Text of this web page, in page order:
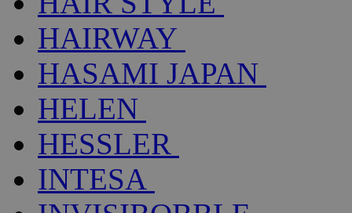
HAIRWAY
HASAMI JAPAN
HELEN
HESSLER
INTESA